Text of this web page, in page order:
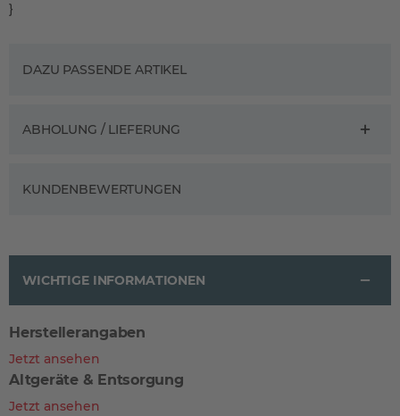
}
DAZU PASSENDE ARTIKEL
ABHOLUNG / LIEFERUNG
KUNDENBEWERTUNGEN
WICHTIGE INFORMATIONEN
Herstellerangaben
Jetzt ansehen
Altgeräte & Entsorgung
Jetzt ansehen